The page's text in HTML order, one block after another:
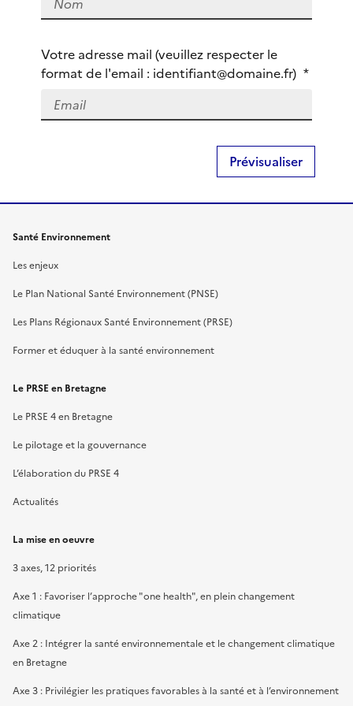
e
-
v
Votre adresse mail (veuillez respecter le
format de l'email : identifiant@domaine.fr) *
Santé Environnement
Les enjeux
Le Plan National Santé Environnement (PNSE)
Les Plans Régionaux Santé Environnement (PRSE)
Former et éduquer à la santé environnement
Le PRSE en Bretagne
Le PRSE 4 en Bretagne
Le pilotage et la gouvernance
L’élaboration du PRSE 4
Actualités
La mise en oeuvre
3 axes, 12 priorités
Axe 1 : Favoriser l’approche "one health", en plein changement
climatique
Axe 2 : Intégrer la santé environnementale et le changement climatique
en Bretagne
Axe 3 : Privilégier les pratiques favorables à la santé et à l’environnement